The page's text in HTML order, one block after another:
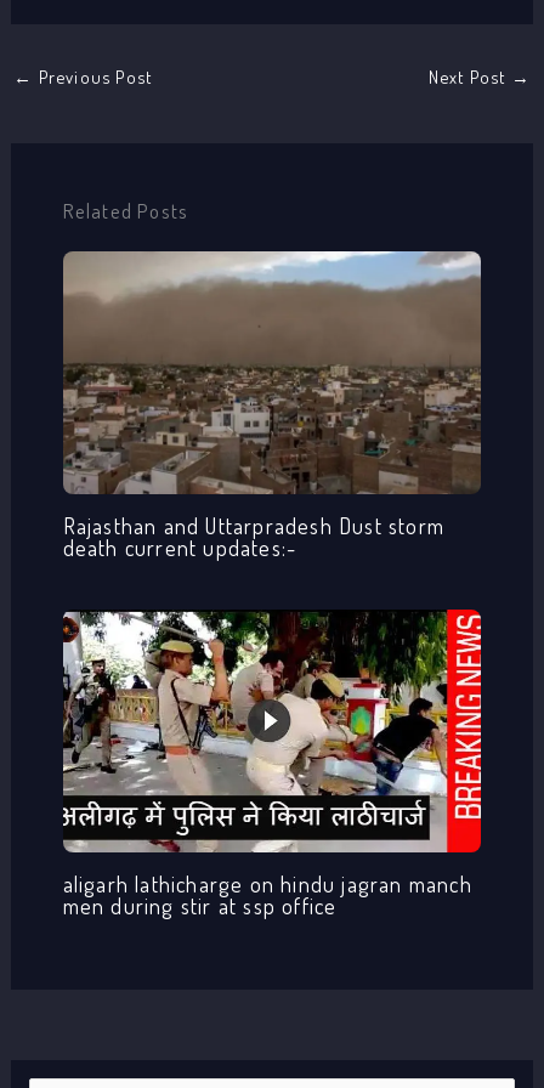
← Previous Post Next Post →
Related Posts
Rajasthan and Uttarpradesh Dust storm
death current updates:-
aligarh lathicharge on hindu jagran manch
men during stir at ssp office